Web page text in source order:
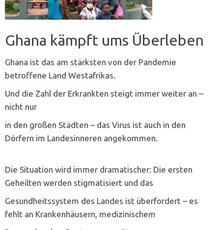
Ghana kämpft ums Überleben
Ghana ist das am stärksten von der Pandemie
betroffene Land Westafrikas.
Und die Zahl der Erkrankten steigt immer weiter an –
nicht nur
in den großen Städten – das Virus ist auch in den
Dörfern im Landesinneren angekommen.
Die Situation wird immer dramatischer: Die ersten
Geheilten werden stigmatisiert und das
Gesundheitssystem des Landes ist überfordert – es
fehlt an Krankenhäusern, medizinischem